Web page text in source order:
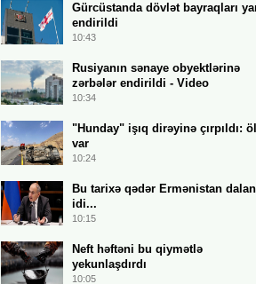
Gürcüstanda dövlət bayraqları
endirildi
10:43
Rusiyanın sənaye obyektlərinə
zərbələr endirildi - Video
10:34
"Hunday" işıq dirəyinə çırpıldı:
var
10:24
Bu tarixə qədər Ermənistan
idi...
10:15
Neft həftəni bu qiymətlə
yekunlaşdırdı
10:05